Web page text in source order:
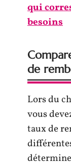
qui
besoins
de
Lors du
vous
taux de